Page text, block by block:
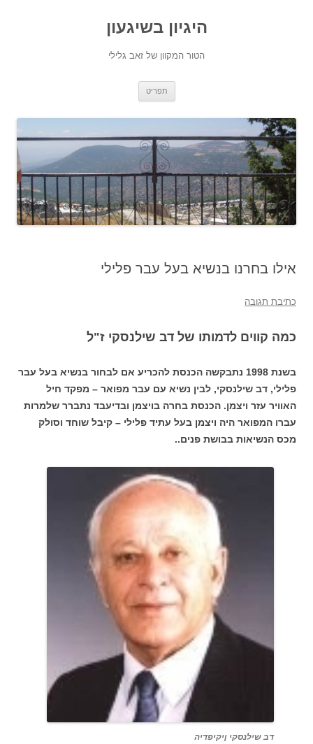
היגיון בשיגעון
הטור המקוון של זאב גלילי
תפריט
אילו בחרנו בנשיא בעל עבר פלילי
כתיבת תגובה
כמה קווים לדמותו של דב שילנסקי ז"ל
בשנת 1998 נתבקשה הכנסת להכריע אם לבחור בנשיא בעל עבר
פלילי, דב שילנסקי, לבין נשיא עם עבר מפואר – מפקד חיל
האוויר עזר ויצמן. הכנסת בחרה בויצמן ובדיעבד נתברר שלמרות
עברו המפואר היה ויצמן בעל עתיד פלילי – קיבל שוחד וסולק
מכס הנשיאות בבושת פנים..
דב שילנסקי ןיקיפדיה